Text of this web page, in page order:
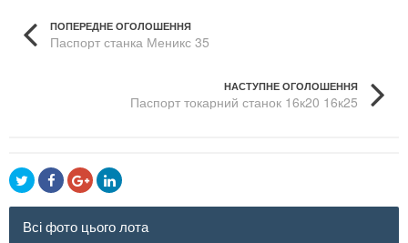
ПОПЕРЕДНЕ ОГОЛОШЕННЯ
Паспорт станка Меникс 35
НАСТУПНЕ ОГОЛОШЕННЯ
Паспорт токарний станок 16к20 16к25
Всі фото цього лота